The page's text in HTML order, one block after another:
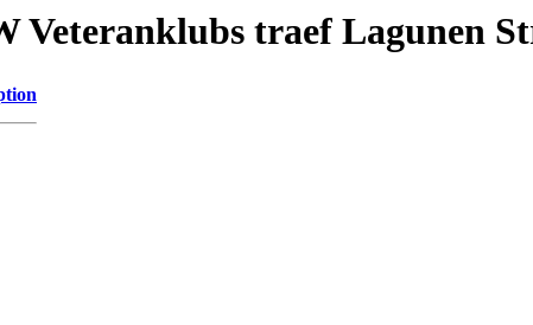
Veteranklubs traef Lagunen